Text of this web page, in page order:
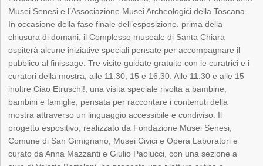
Musei Senesi e l’Associazione Musei Archeologici della Toscana.
In occasione della fase finale dell’esposizione, prima della
chiusura di domani, il Complesso museale di Santa Chiara
ospiterà alcune iniziative speciali pensate per accompagnare il
pubblico al finissage. Tre visite guidate gratuite con le curatrici e i
curatori della mostra, alle 11.30, 15 e 16.30. Alle 11.30 e alle 15
inoltre Ciao Etruschi!, una visita speciale rivolta a bambine,
bambini e famiglie, pensata per raccontare i contenuti della
mostra attraverso un linguaggio accessibile e condiviso. Il
progetto espositivo, realizzato da Fondazione Musei Senesi,
Comune di San Gimignano, Musei Civici e Opera Laboratori e
curato da Anna Mazzanti e Giulio Paolucci, con una sezione a